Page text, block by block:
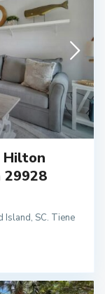
Hilton
29928
Island, SC. Tiene